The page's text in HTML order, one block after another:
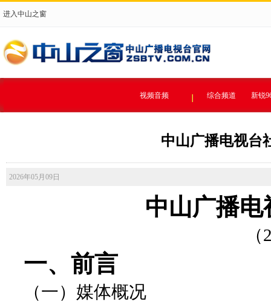
进入中山之窗
视频音频 综合频道 新锐
中山广播电视台
2026年05月09日
中山广播
一、前言
（一）媒体概况